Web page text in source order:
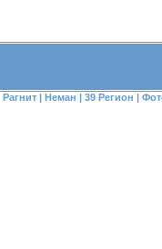
Рагнит | Неман | 39 Регион |